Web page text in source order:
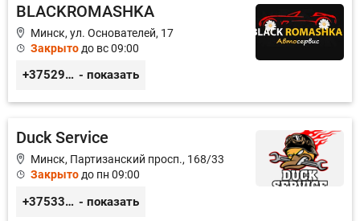
BLACKROMASHKA
Минск, ул. Основателей, 17
Закрыто до вс 09:00
+375296651188 - показать
Duck Service
Минск, Партизанский просп., 168/33
Закрытодо пн 09:00
+375333416710 - показать